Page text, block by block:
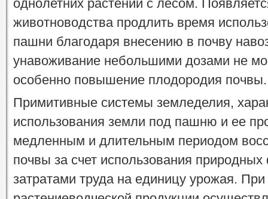
однолетних растений с лесом.
животноводства продлить время
пашни благодаря внесению в почву
унавоживание небольшими дозами не
особенно повышение плодородия почвы.
Примитивные системы земледелия,
использования земли под пашню и ее
медленным и длительным периодом
почвы за счет использования
затратами труда на единицу урожая.